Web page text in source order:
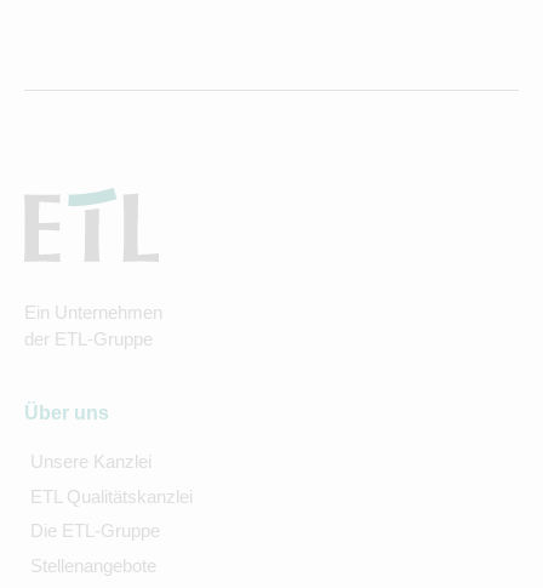
Ein Unternehmen
der ETL-Gruppe
Über uns
Unsere Kanzlei
ETL Qualitätskanzlei
Die ETL-Gruppe
Stellenangebote